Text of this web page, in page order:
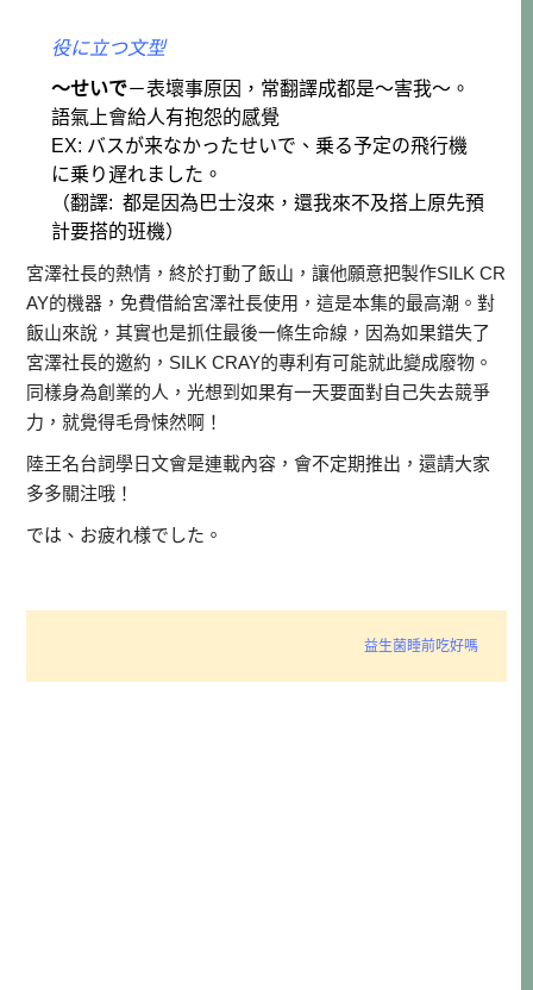
役に立つ文型
～せいで－表壞事原因，常翻譯成都是～害我～。
語氣上會給人有抱怨的感覺
EX: バスが来なかったせいで、乗る予定の飛行機
に乗り遅れました。
（翻譯: 都是因為巴士沒來，還我來不及搭上原先預
計要搭的班機）
宮澤社長的熱情，終於打動了飯山，讓他願意把製作SILK CR
AY的機器，免費借給宮澤社長使用，這是本集的最高潮。對
飯山來說，其實也是抓住最後一條生命線，因為如果錯失了
宮澤社長的邀約，SILK CRAY的專利有可能就此變成廢物。
同樣身為創業的人，光想到如果有一天要面對自己失去競爭
力，就覺得毛骨悚然啊！
陸王名台詞學日文會是連載內容，會不定期推出，還請大家
多多關注哦！
では、お疲れ様でした。
益生菌睡前吃好嗎